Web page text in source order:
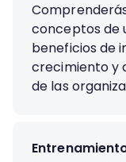
conceptos de
beneficios de
crecimiento y
de las